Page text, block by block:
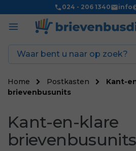
024 - 206 1340
Home Postkasten
Kant-
brievenbusunits
Kant-en-klare
brievenbusunits